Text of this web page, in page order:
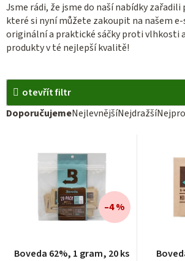
Jsme rádi, že jsme do naší nabídky
které si nyní můžete zakoupit na našem
originální a praktické sáčky proti vlhkosti
produkty v té nejlepší kvalitě!
otevřít filtr
Ř
DoporučujemeNejlevnějšíNejdražší
Boveda 62%, 1 gram, 20 ks
–4 %